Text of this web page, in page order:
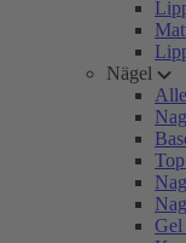
Nägel
Gel